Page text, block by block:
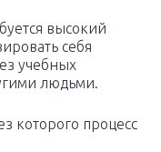
высокий
себя
учебных
людьми.
которого процесс